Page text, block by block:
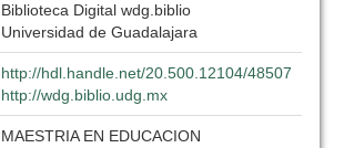
Biblioteca Digital wdg.biblio
Universidad de Guadalajara
http://hdl.handle.net/20.500.12104/48507
http://wdg.biblio.udg.mx
MAESTRIA EN EDUCACION